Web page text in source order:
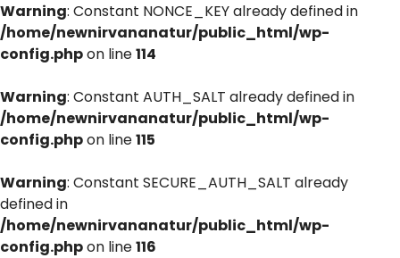
Warning: Constant NONCE_KEY already defined in
/home/newnirvananatur/public_html/wp-
config.phpon line114
Warning: Constant AUTH_SALT already defined in
/home/newnirvananatur/public_html/wp-
config.phpon line115
Warning: Constant SECURE_AUTH_SALT already
defined in
/home/newnirvananatur/public_html/wp-
config.phpon line116